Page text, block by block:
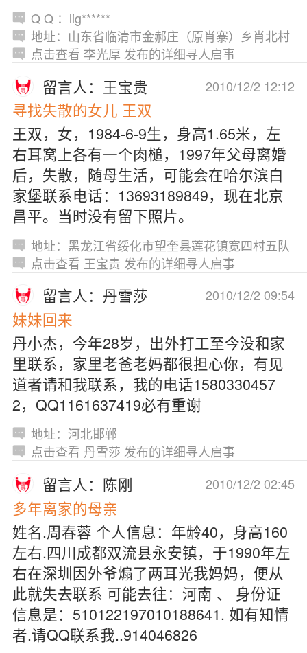
Q Q ：lig******
地址：山东省临清市金郝庄（原肖寨）乡肖北村
点击查看 李光厚 发布的详细寻人启事
2010/12/2 12:12
留言人：王宝贵
寻找失散的女儿 王双
王双，女，1984-6-9生，身高1.65米，左
右耳窝上各有一个肉槌，1997年父母离婚
后，失散，随母生活，可能会在哈尔滨白
家堡联系电话：13693189849，现在北京
昌平。当时没有留下照片。
地址：黑龙江省绥化市望奎县莲花镇宽四村五队
点击查看 王宝贵 发布的详细寻人启事
2010/12/2 09:54
留言人：丹雪莎
妹妹回来
丹小杰，今年28岁，出外打工至今没和家
里联系，家里老爸老妈都很担心你，有见
道者请和我联系，我的电话1580330457
2，QQ1161637419必有重谢
地址：河北邯郸
点击查看 丹雪莎 发布的详细寻人启事
2010/12/2 02:45
留言人：陈刚
多年离家的母亲
姓名.周春蓉 个人信息：年龄40，身高160
左右.四川成都双流县永安镇，于1990年左
右在深圳因外爷煽了两耳光我妈妈，便从
此就失去联系 可能去往：河南 、 身份证
信息是：510122197010188641. 如有知情
者.请QQ联系我..914046826